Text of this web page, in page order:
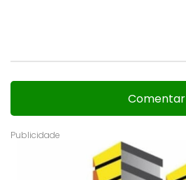
Comentar